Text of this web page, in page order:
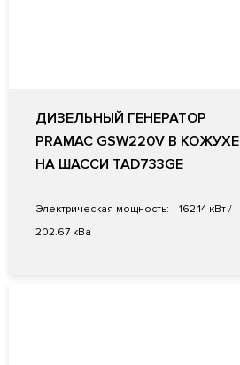
ДИЗЕЛЬНЫЙ ГЕНЕРАТОР
PRAMAC GSW220V В КОЖУХЕ
НА ШАССИ TAD733GE
Электрическая мощность:
162.14 кВт /
202.67 кВа